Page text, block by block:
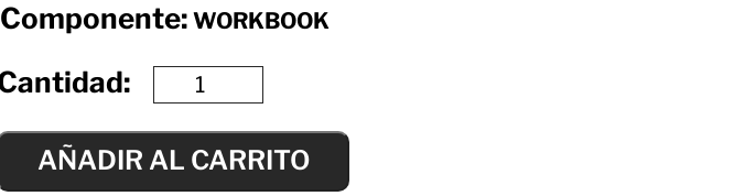
Componente: WORKBOOK
AÑADIR AL CARRITO